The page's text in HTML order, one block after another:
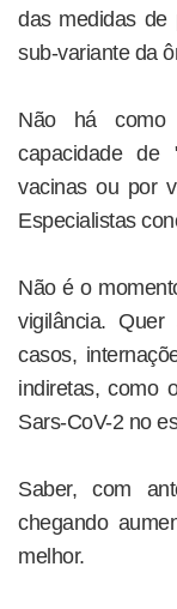
das medidas de
sub-variante da
Não há como
capacidade de
vacinas ou por
Especialistas
Não é o
vigilância.
casos,
indiretas, como
Sars-CoV-2 no
Saber, com
chegando
melhor.